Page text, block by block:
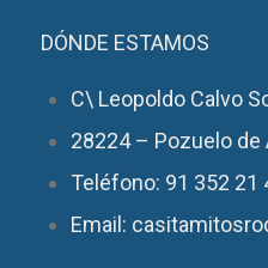
DÓNDE ESTAMOS
C\ Leopoldo Calvo
28224 – Pozuelo de
Teléfono: 91 352 21
Email: